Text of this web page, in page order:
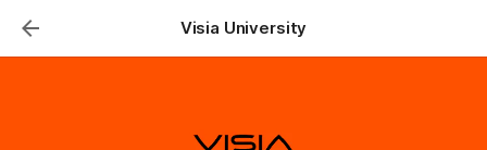
Visia University